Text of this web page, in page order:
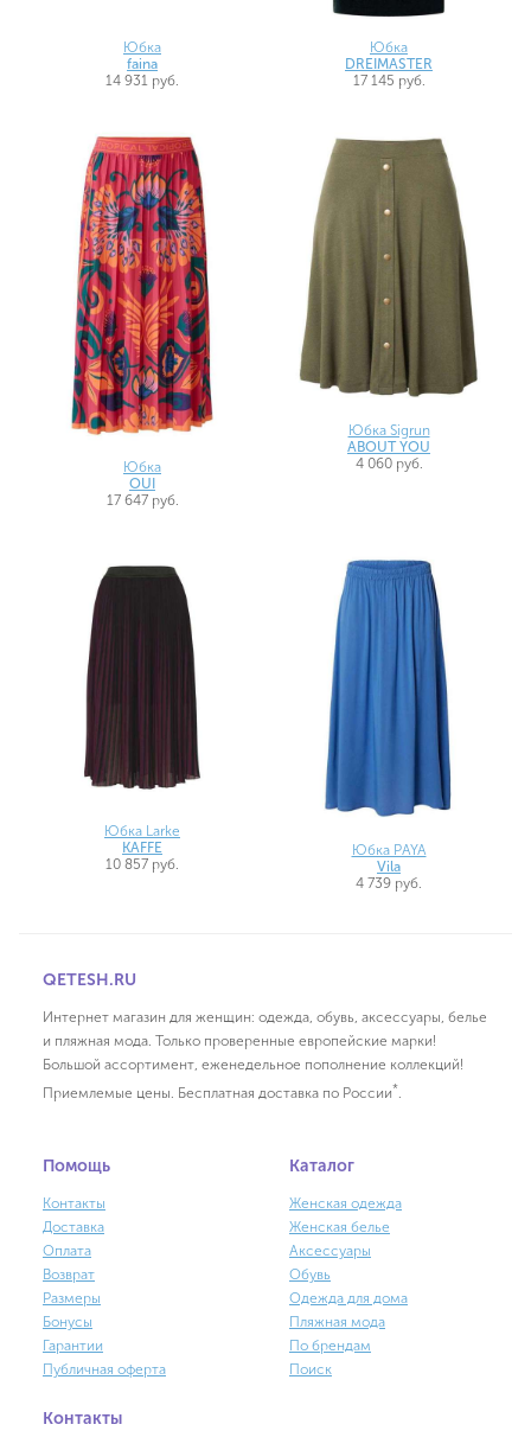
Юбка
faina
14 931 руб.
Юбка
DREIMASTER
17 145 руб.
Юбка
OUI
17 647 руб.
Юбка Sigrun
ABOUT YOU
4 060 руб.
Юбка Larke
KAFFE
10 857 руб.
Юбка PAYA
Vila
4 739 руб.
QETESH.RU
Интернет магазин для женщин: одежда, обувь, аксессуары, белье
и пляжная мода. Только проверенные европейские марки!
Большой ассортимент, еженедельное пополнение коллекций!
Приемлемые цены. Бесплатная доставка по России*
Контакты
Помощь
Контакты
Доставка
Оплата
Возврат
Размеры
Бонусы
Гарантии
Публичная оферта
Каталог
Женская одежда
Женская белье
Аксессуары
Обувь
Одежда для дома
Пляжная мода
По брендам
Поиск